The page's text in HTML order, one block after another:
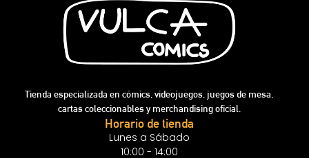
Tienda especializada en cómics, videojuegos, juegos de mesa,
cartas coleccionables y merchandising oficial.
Horario de tienda
Lunes a Sábado
10:00 - 14:00